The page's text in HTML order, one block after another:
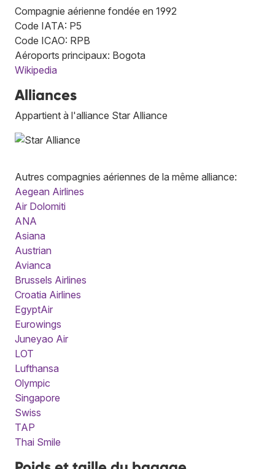
Compagnie aérienne fondée en 1992
Code IATA: P5
Code ICAO: RPB
Aéroports principaux: Bogota
Wikipedia
Alliances
Appartient à l'alliance Star Alliance
Autres compagnies aériennes de la même alliance:
Aegean Airlines
Air Dolomiti
ANA
Asiana
Austrian
Avianca
Brussels Airlines
Croatia Airlines
EgyptAir
Eurowings
Juneyao Air
LOT
Lufthansa
Olympic
Singapore
Swiss
TAP
Thai Smile